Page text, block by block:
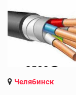
Челябинск